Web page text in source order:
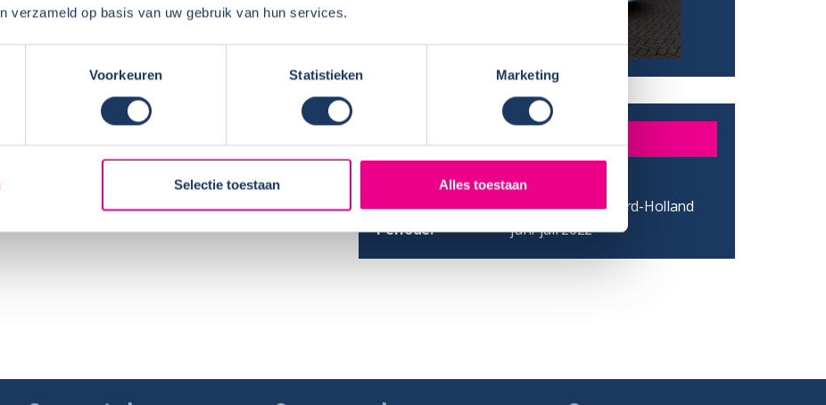
verzameld op basis van uw gebruik van hun services.
Voorkeuren Statistieken Marketing
Selectie toestaan Alles toestaan
en probleemloos
Campers gehuurd hebt?
Noorderzon Campers of de
een instructiefilmpje per mail te ontvangen.
Campers of vrienden/bekenden
HUURDER
H. M.
Plaats / Provincie: Amsterdam - Noord-Holland
Periode:
juni-juli 2022